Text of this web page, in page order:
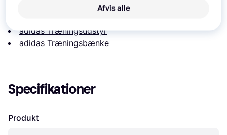
. Det er den bedste pris lige nu hos 1 butik.
adidas Træningsudstyr
adidas Træningsbænke
Specifikationer
Produkt
Afvis alle